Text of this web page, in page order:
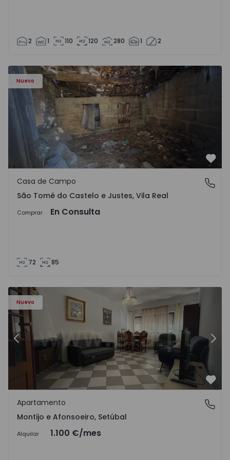
2 1 110 120 280 1 2
Nuevo
Casa Vila Real, São Tomé do Castelo e Justes - 1575189 - 1
São Tomé do Castelo e Justes, Vila Real
Casa de Campo
São Tomé do Castelo e Justes, Vila Real
Comprar En Consulta
72 85
Nuevo
- 1
Apartamento T2 Montijo, Montijo e Afonsoeiro -
Anterior
Montijo e Afonsoeiro, Setúbal
Apartamento
Montijo e Afonsoeiro, Setúbal
Alquilar 1.100 €/mes